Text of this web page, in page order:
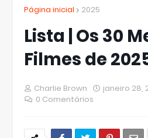
Página inicial 2025
Lista | Os 30
Filmes de
Charlie Brown
janeiro 28,
0 Comentários